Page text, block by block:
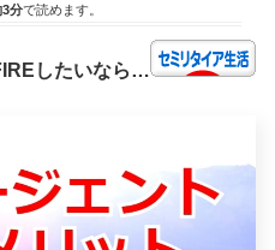
3分で読めます。
したいなら…